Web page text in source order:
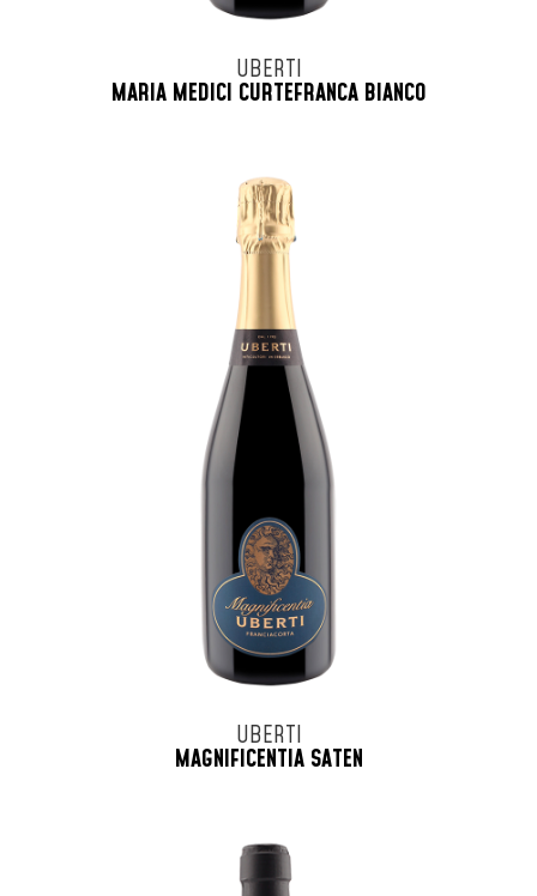
UBERTI
MARIA MEDICI CURTEFRANCA BIANCO
UBERTI
MAGNIFICENTIA SATEN